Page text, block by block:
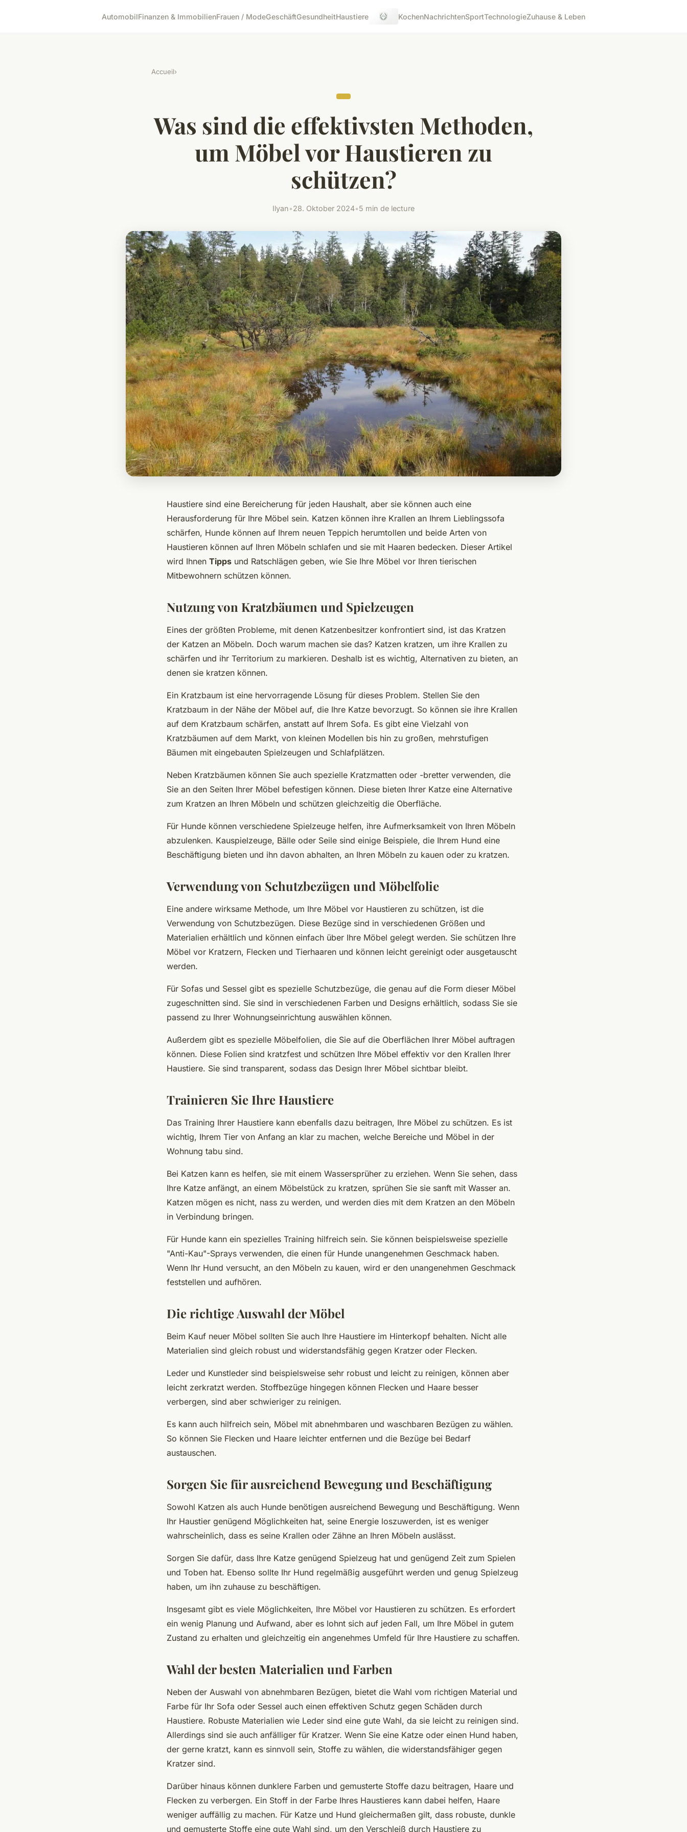
AutomobilFinanzen & ImmobilienFrauen / ModeGeschäftGesundheitHaustiere KochenNachrichtenSportTechnologieZuhause & Leben
Accueil›
Was sind die effektivsten Methoden,
um Möbel vor Haustieren zu
schützen?
Ilyan•28. Oktober 2024•5 min de lecture
Haustiere sind eine Bereicherung für jeden Haushalt, aber sie können auch eine
Herausforderung für Ihre Möbel sein. Katzen können ihre Krallen an Ihrem Lieblingssofa
schärfen, Hunde können auf Ihrem neuen Teppich herumtollen und beide Arten von
Haustieren können auf Ihren Möbeln schlafen und sie mit Haaren bedecken. Dieser Artikel
wird Ihnen Tipps und Ratschlägen geben, wie Sie Ihre Möbel vor Ihren tierischen
Mitbewohnern schützen können.
Nutzung von Kratzbäumen und Spielzeugen
Eines der größten Probleme, mit denen Katzenbesitzer konfrontiert sind, ist das Kratzen
der Katzen an Möbeln. Doch warum machen sie das? Katzen kratzen, um ihre Krallen zu
schärfen und ihr Territorium zu markieren. Deshalb ist es wichtig, Alternativen zu bieten, an
denen sie kratzen können.
Ein Kratzbaum ist eine hervorragende Lösung für dieses Problem. Stellen Sie den
Kratzbaum in der Nähe der Möbel auf, die Ihre Katze bevorzugt. So können sie ihre Krallen
auf dem Kratzbaum schärfen, anstatt auf Ihrem Sofa. Es gibt eine Vielzahl von
Kratzbäumen auf dem Markt, von kleinen Modellen bis hin zu großen, mehrstufigen
Bäumen mit eingebauten Spielzeugen und Schlafplätzen.
Neben Kratzbäumen können Sie auch spezielle Kratzmatten oder -bretter verwenden, die
Sie an den Seiten Ihrer Möbel befestigen können. Diese bieten Ihrer Katze eine Alternative
zum Kratzen an Ihren Möbeln und schützen gleichzeitig die Oberfläche.
Für Hunde können verschiedene Spielzeuge helfen, ihre Aufmerksamkeit von Ihren Möbeln
abzulenken. Kauspielzeuge, Bälle oder Seile sind einige Beispiele, die Ihrem Hund eine
Beschäftigung bieten und ihn davon abhalten, an Ihren Möbeln zu kauen oder zu kratzen.
Verwendung von Schutzbezügen und Möbelfolie
Eine andere wirksame Methode, um Ihre Möbel vor Haustieren zu schützen, ist die
Verwendung von Schutzbezügen. Diese Bezüge sind in verschiedenen Größen und
Materialien erhältlich und können einfach über Ihre Möbel gelegt werden. Sie schützen Ihre
Möbel vor Kratzern, Flecken und Tierhaaren und können leicht gereinigt oder ausgetauscht
werden.
Für Sofas und Sessel gibt es spezielle Schutzbezüge, die genau auf die Form dieser Möbel
zugeschnitten sind. Sie sind in verschiedenen Farben und Designs erhältlich, sodass Sie sie
passend zu Ihrer Wohnungseinrichtung auswählen können.
Außerdem gibt es spezielle Möbelfolien, die Sie auf die Oberflächen Ihrer Möbel auftragen
können. Diese Folien sind kratzfest und schützen Ihre Möbel effektiv vor den Krallen Ihrer
Haustiere. Sie sind transparent, sodass das Design Ihrer Möbel sichtbar bleibt.
Trainieren Sie Ihre Haustiere
Das Training Ihrer Haustiere kann ebenfalls dazu beitragen, Ihre Möbel zu schützen. Es ist
wichtig, Ihrem Tier von Anfang an klar zu machen, welche Bereiche und Möbel in der
Wohnung tabu sind.
Bei Katzen kann es helfen, sie mit einem Wassersprüher zu erziehen. Wenn Sie sehen, dass
Ihre Katze anfängt, an einem Möbelstück zu kratzen, sprühen Sie sie sanft mit Wasser an.
Katzen mögen es nicht, nass zu werden, und werden dies mit dem Kratzen an den Möbeln
in Verbindung bringen.
Für Hunde kann ein spezielles Training hilfreich sein. Sie können beispielsweise spezielle
"Anti-Kau"-Sprays verwenden, die einen für Hunde unangenehmen Geschmack haben.
Wenn Ihr Hund versucht, an den Möbeln zu kauen, wird er den unangenehmen Geschmack
feststellen und aufhören.
Die richtige Auswahl der Möbel
Beim Kauf neuer Möbel sollten Sie auch Ihre Haustiere im Hinterkopf behalten. Nicht alle
Materialien sind gleich robust und widerstandsfähig gegen Kratzer oder Flecken.
Leder und Kunstleder sind beispielsweise sehr robust und leicht zu reinigen, können aber
leicht zerkratzt werden. Stoffbezüge hingegen können Flecken und Haare besser
verbergen, sind aber schwieriger zu reinigen.
Es kann auch hilfreich sein, Möbel mit abnehmbaren und waschbaren Bezügen zu wählen.
So können Sie Flecken und Haare leichter entfernen und die Bezüge bei Bedarf
austauschen.
Sorgen Sie für ausreichend Bewegung und Beschäftigung
Sowohl Katzen als auch Hunde benötigen ausreichend Bewegung und Beschäftigung. Wenn
Ihr Haustier genügend Möglichkeiten hat, seine Energie loszuwerden, ist es weniger
wahrscheinlich, dass es seine Krallen oder Zähne an Ihren Möbeln auslässt.
Sorgen Sie dafür, dass Ihre Katze genügend Spielzeug hat und genügend Zeit zum Spielen
und Toben hat. Ebenso sollte Ihr Hund regelmäßig ausgeführt werden und genug Spielzeug
haben, um ihn zuhause zu beschäftigen.
Insgesamt gibt es viele Möglichkeiten, Ihre Möbel vor Haustieren zu schützen. Es erfordert
ein wenig Planung und Aufwand, aber es lohnt sich auf jeden Fall, um Ihre Möbel in gutem
Zustand zu erhalten und gleichzeitig ein angenehmes Umfeld für Ihre Haustiere zu schaffen.
Wahl der besten Materialien und Farben
Neben der Auswahl von abnehmbaren Bezügen, bietet die Wahl vom richtigen Material und
Farbe für Ihr Sofa oder Sessel auch einen effektiven Schutz gegen Schäden durch
Haustiere. Robuste Materialien wie Leder sind eine gute Wahl, da sie leicht zu reinigen sind.
Allerdings sind sie auch anfälliger für Kratzer. Wenn Sie eine Katze oder einen Hund haben,
der gerne kratzt, kann es sinnvoll sein, Stoffe zu wählen, die widerstandsfähiger gegen
Kratzer sind.
Darüber hinaus können dunklere Farben und gemusterte Stoffe dazu beitragen, Haare und
Flecken zu verbergen. Ein Stoff in der Farbe Ihres Haustieres kann dabei helfen, Haare
weniger auffällig zu machen. Für Katze und Hund gleichermaßen gilt, dass robuste, dunkle
und gemusterte Stoffe eine gute Wahl sind, um den Verschleiß durch Haustiere zu